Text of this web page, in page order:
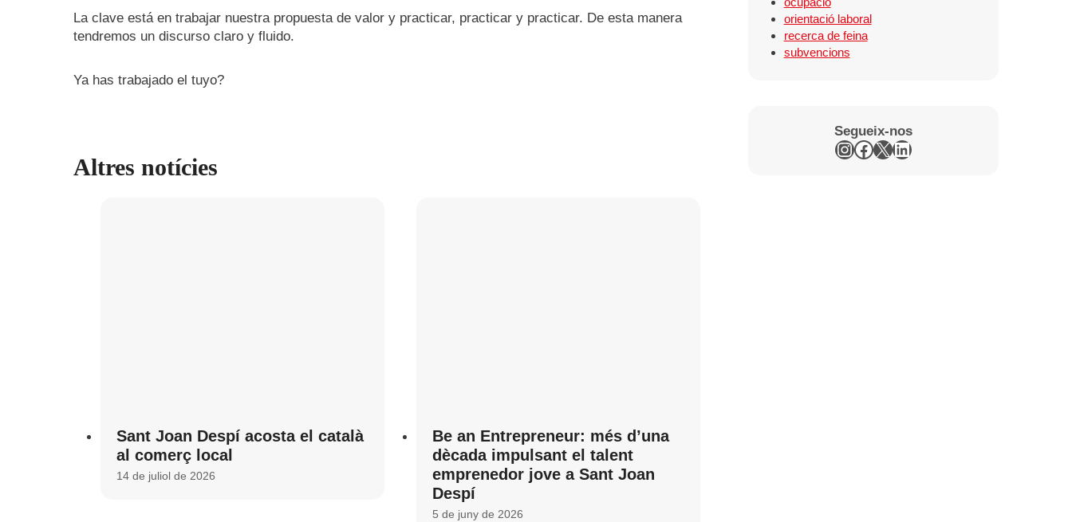
La clave está en trabajar nuestra propuesta de valor y practicar, practicar y practicar. De esta manera
tendremos un discurso claro y fluido.
Ya has trabajado el tuyo?
Altres notícies
Sant Joan Despí acosta el català
al comerç local
14 de juliol de 2026
Be an Entrepreneur: més d’una
dècada impulsant el talent
emprenedor jove a Sant Joan
Despí
5 de juny de 2026
orientació laboral
recerca de feina
subvencions
Segueix-nos
Instagram
Facebook
X LinkedIn